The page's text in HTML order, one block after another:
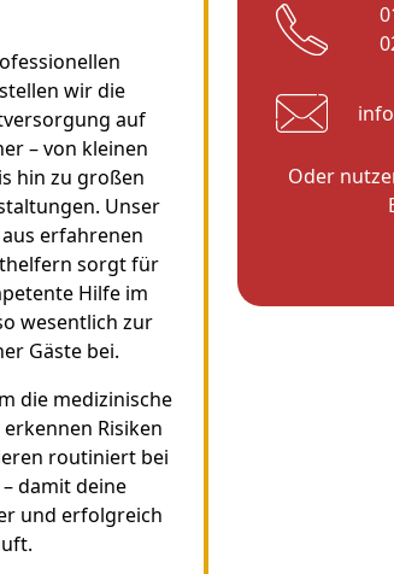
wir die
auf
– von kleinen
hin zu großen
Unser
erfahrenen
sorgt für
Hilfe im
wesentlich zur
Gäste bei.
die medizinische
Risiken
routiniert bei
damit deine
und erfolgreich
Oder